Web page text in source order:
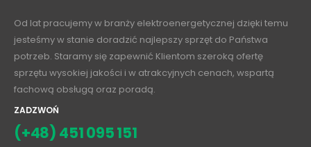
Od lat pracujemy w branży elektroenergetycznej dzięki temu
jesteśmy w stanie doradzić najlepszy sprzęt do Państwa
potrzeb. Staramy się zapewnić Klientom szeroką ofertę
sprzętu wysokiej jakości i w atrakcyjnych cenach, wspartą
fachową obsługą oraz poradą.
ZADZWOŃ
(+48) 451 095 151